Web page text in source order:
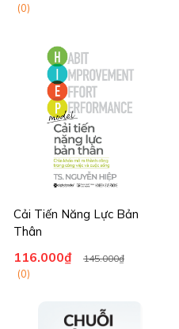
(0)
Cải Tiến Năng Lực Bản
Thân
116.000₫ 145.000₫
(0)